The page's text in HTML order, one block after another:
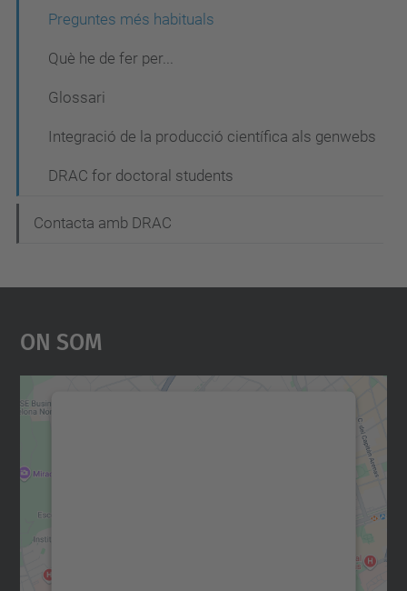
Preguntes més habituals
Què he de fer per...
Glossari
Integració de la producció científica als genwebs
DRAC for doctoral students
Contacta amb DRAC
On Som